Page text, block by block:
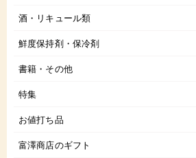
酒・リキュール類
鮮度保持剤・保冷剤
書籍・その他
特集
お値打ち品
富澤商店のギフト